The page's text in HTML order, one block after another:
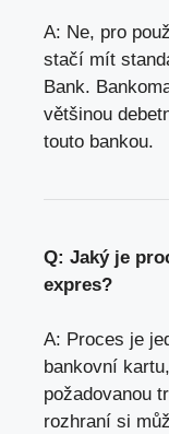
A: Ne, pro
stačí mít
Bank.
většinou
touto bankou.
Q: Jaký je
expres?
A: Proces je
bankovní
požadovanou
rozhraní si